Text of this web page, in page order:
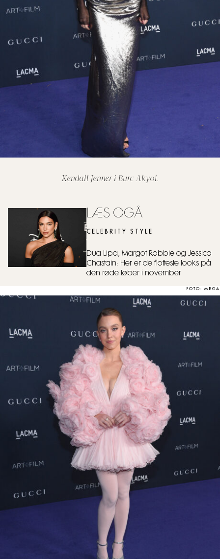
Kendall Jenner i Burc Akyol.
LÆS OGÅ
CELEBRITY STYLE
Dua Lipa, Margot Robbie og Jessica
Chastain: Her er de flotteste looks på
den røde løber i november
FOTO: MEGA